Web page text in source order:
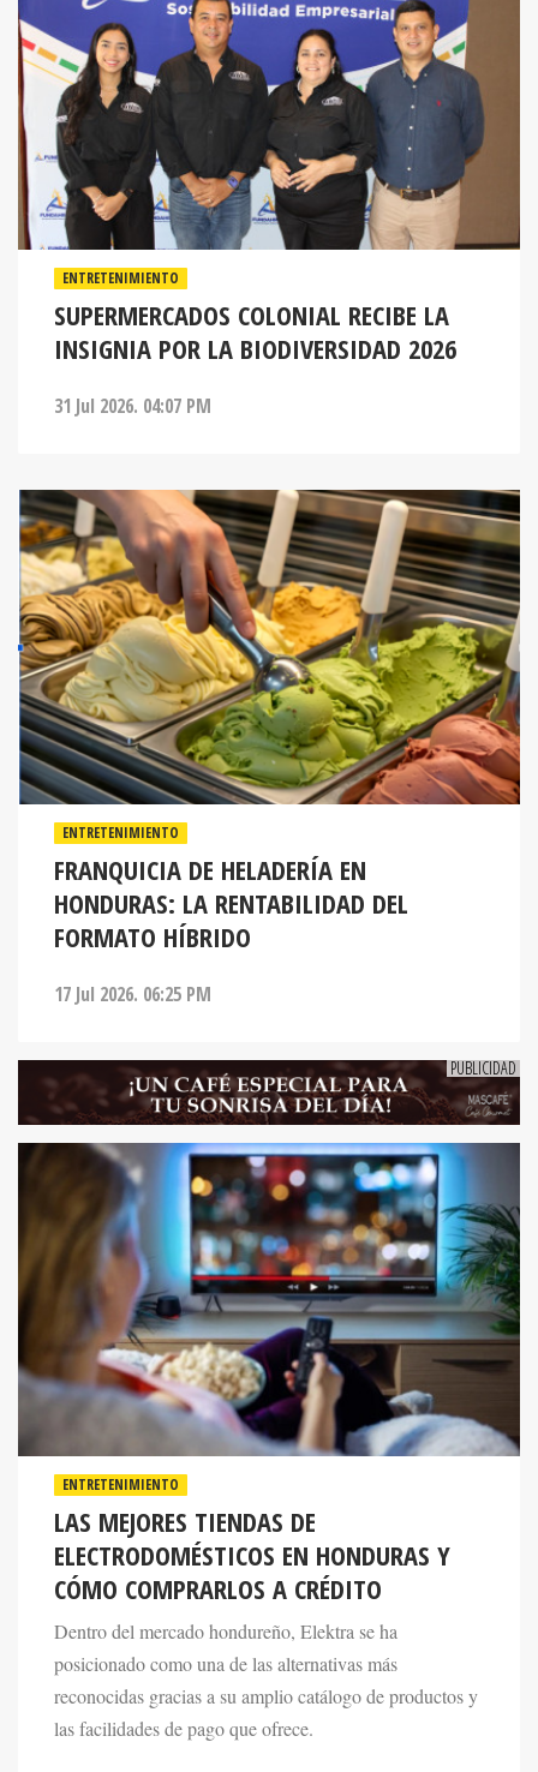
ENTRETENIMIENTO
SUPERMERCADOS COLONIAL RECIBE LA
INSIGNIA POR LA BIODIVERSIDAD 2026
31 Jul 2026. 04:07 PM
ENTRETENIMIENTO
FRANQUICIA DE HELADERÍA EN
HONDURAS: LA RENTABILIDAD DEL
FORMATO HÍBRIDO
17 Jul 2026. 06:25 PM
LAS MEJORES TIENDAS DE
ELECTRODOMÉSTICOS EN HONDURAS Y
CÓMO COMPRARLOS A CRÉDITO
Dentro del mercado hondureño, Elektra se ha
posicionado como una de las alternativas más
reconocidas gracias a su amplio catálogo de productos y
las facilidades de pago que ofrece.